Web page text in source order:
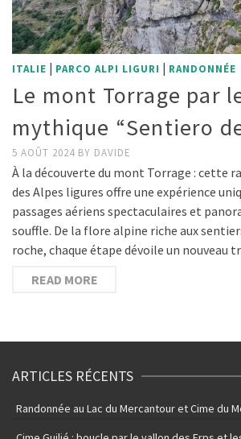
ITALIE | PARCO ALPI LIGURI | RANDONNÉE
Le mont Torrage par
mythique “Sentiero
5 AOÛT 2024 BY DAVIDE
À la découverte du mont Torrage : cette
des Alpes ligures offre une expérience
passages aériens spectaculaires et
souffle. De la flore alpine riche aux
roche, chaque étape dévoile un nouveau
READ MORE
ARTICLES RÉCENTS
Randonnée au Lac du Mercantour et Cime du